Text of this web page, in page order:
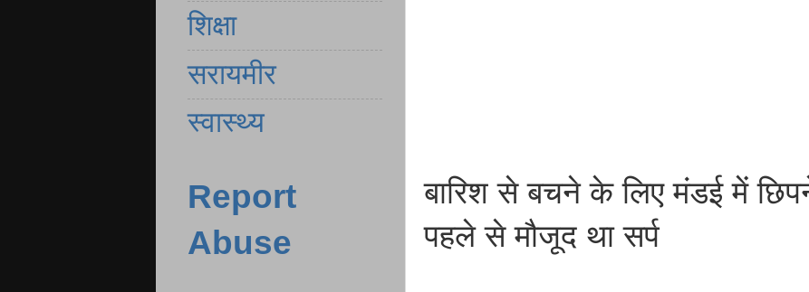
बारिश से बचने के लिए मंडई में
पहले से मौजूद था सर्प
शिक्षा
सरायमीर
स्वास्थ्य
Report
Abuse